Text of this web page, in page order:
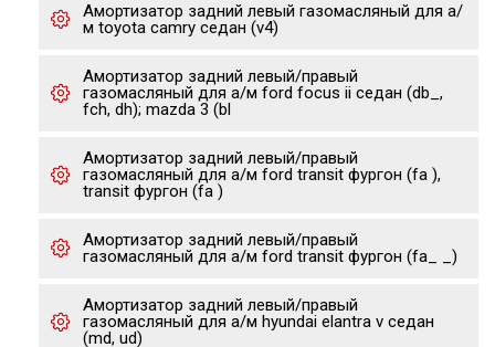
Амортизатор задний левый газомасляный для а/
м toyota camry седан (v4)
Амортизатор задний левый/правый
газомасляный для а/м ford focus ii седан (db_,
fch, dh); mazda 3 (bl
Амортизатор задний левый/правый
газомасляный для а/м ford transit фургон (fa ),
transit фургон (fa )
Амортизатор задний левый/правый
газомасляный для а/м ford transit фургон (fa_ _)
Амортизатор задний левый/правый
газомасляный для а/м hyundai elantra v седан
(md, ud)